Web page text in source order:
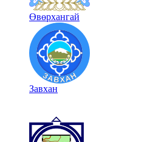
Өвөрхангай
Завхан